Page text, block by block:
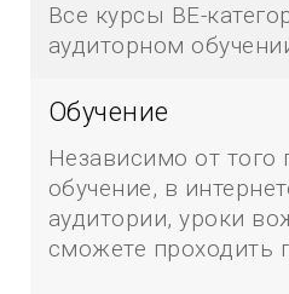
Все курсы ВE-
аудиторном
Обучение
Независимо от того
обучение, в
аудитории, уроки
сможете проходить